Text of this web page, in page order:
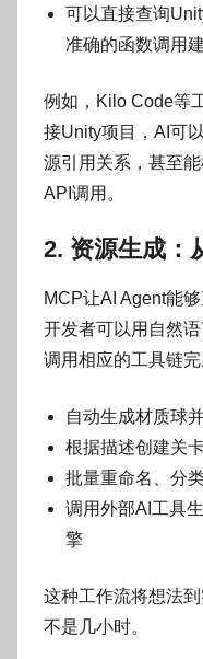
可以直接查询
准确的函数调用
例如，Kilo Code等
接Unity项目，AI可
源引用关系，甚至
API调用。
2. 资源生成：
MCP让AI Agent能
开发者可以用自然
调用相应的工具链完
自动生成材质球
根据描述创建关
批量重命名、分
调用外部AI工具
擎
这种工作流将想法
不是几小时。